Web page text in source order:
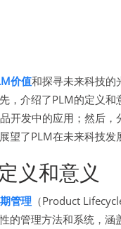
价值和探寻未来科技的
，介绍了PLM的定义和
开发中的应用；然后，
望了PLM在未来科技发
义和意义
管理 （Product
的管理方法和系统，涵